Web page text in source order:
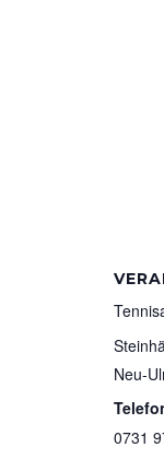
Neu-
0731